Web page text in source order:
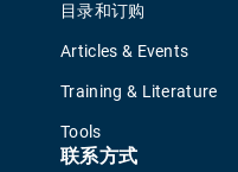
目录和订购
Articles & Events
Training & Literature
Tools
联系方式